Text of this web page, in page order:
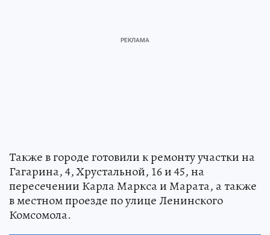
Также в городе готовили к ремонту участки на
Гагарина, 4, Хрустальной, 16 и 45, на
пересечении Карла Маркса и Марата, а также
в местном проезде по улице Ленинского
Комсомола.